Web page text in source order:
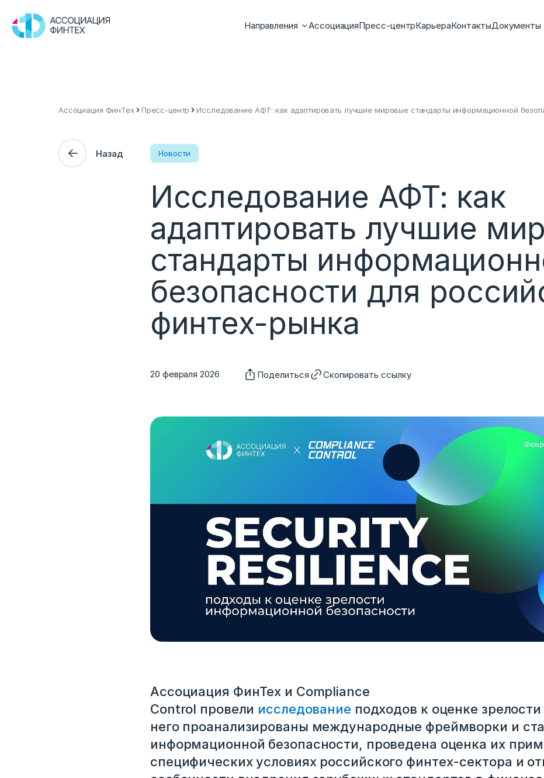
Направления АссоциацияПресс-центрКарьераКонтактыДокументы
Ассоциация ФинТех Пресс-центр Исследование АФТ: как адаптировать лучшие мировые стандарты информационной
Назад
20 февраля 2026
Новости
Исследование АФТ: как
адаптировать лучшие
стандарты
безопасности для
финтех-рынка
Поделиться Скопировать ссылку
Ассоциация ФинТех и Compliance
Control провели исследование подходов к оценке
него проанализированы международные фреймворки и
информационной безопасности, проведена оценка их
специфических условиях российского финтех-сектора и